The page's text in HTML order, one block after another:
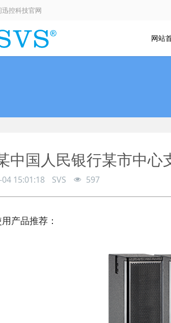
控科技官网
网站
中国人民银行某市中
15:01:18 SVS 597
产品推荐：